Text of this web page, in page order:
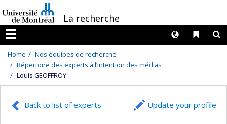
au
contenu
/La recherche
Menu
Liens
Langues
Home
Nos équipes de recherche
Répertoire des experts à l’intention des médias
Louis GEOFFROY
Back to list of experts Update your profile